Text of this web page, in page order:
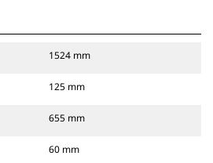
1524 mm
125 mm
655 mm
60 mm